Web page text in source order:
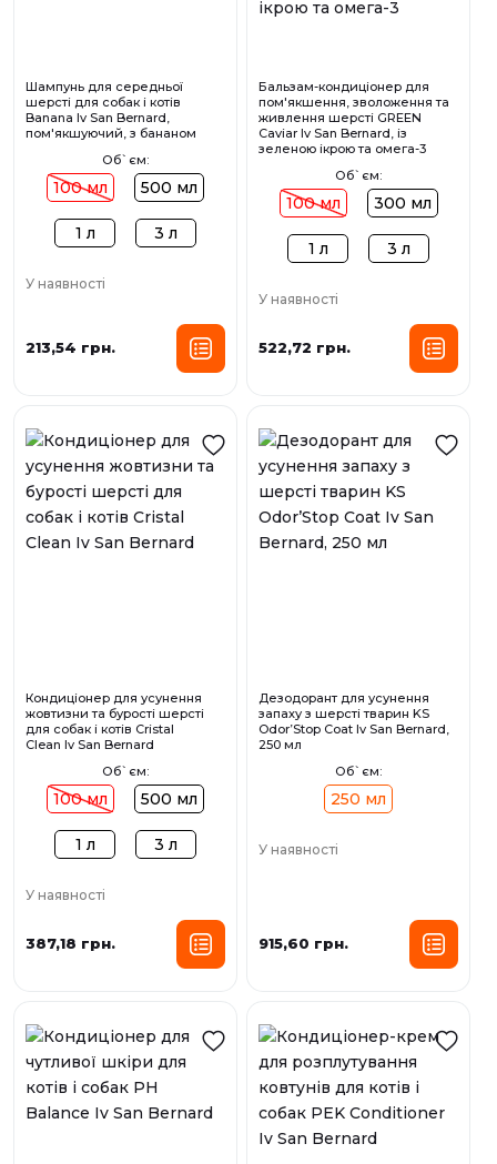
Шампунь для середньої
шерсті для собак і котів
Banana Iv San Bernard,
пом'якшуючий, з бананом
Об`єм:
100 мл 500 мл
1 л 3 л
У наявності
213,54 грн.
Бальзам-кондиціонер для
пом'якшення, зволоження та
живлення шерсті GREEN
Caviar Iv San Bernard, із
зеленою ікрою та омега-3
Об`єм:
100 мл 300 мл
1 л 3 л
У наявності
522,72 грн.
Кондиціонер для усунення
жовтизни та бурості шерсті
для собак і котів Cristal
Clean Iv San Bernard
Об`єм:
100 мл 500 мл
1 л 3 л
У наявності
387,18 грн.
Дезодорант для усунення
запаху з шерсті тварин KS
Odor’Stop Coat Iv San Bernard,
250 мл
Об`єм:
250 мл
У наявності
915,60 грн.